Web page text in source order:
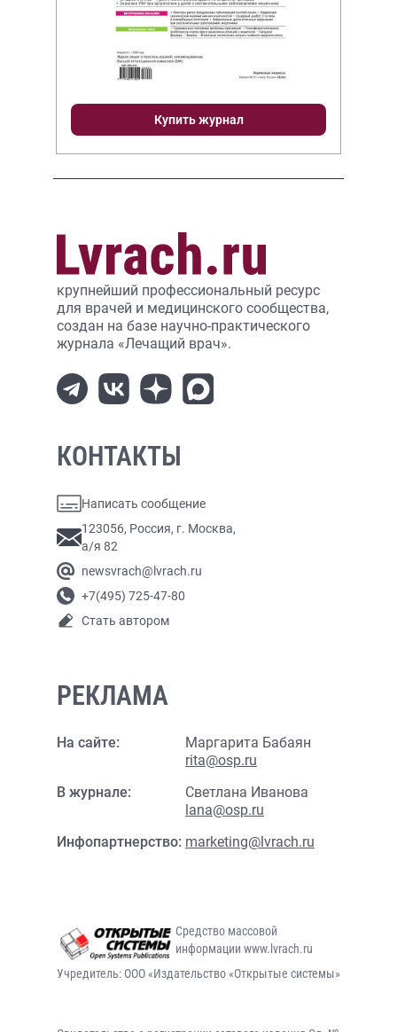
Купить журнал
крупнейший профессиональный ресурс
для врачей и медицинского сообщества,
создан на базе научно-практического
журнала «Лечащий врач».
КОНТАКТЫ
Написать сообщение
123056, Россия, г. Москва,
а/я 82
newsvrach@lvrach.ru
+7(495) 725-47-80
Стать автором
РЕКЛАМА
На сайте:
Маргарита Бабаян
rita@osp.ru
В журнале:
Светлана Иванова
lana@osp.ru
Инфопартнерство: marketing@lvrach.ru
Средство массовой
информации www.lvrach.ru
Учредитель: ООО «Издательство «Открытые системы»